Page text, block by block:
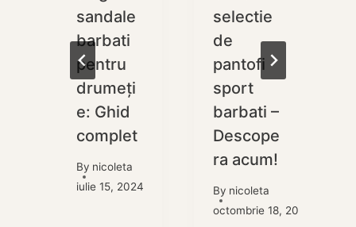
sandale
barbati
pentru
drumeți
e: Ghid
complet
By nicoleta
iulie 15, 2024
selectie
de
pantofi
sport
barbati –
Descope
ra acum!
By nicoleta
octombrie 18, 2023